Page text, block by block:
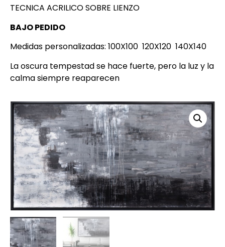
TECNICA ACRILICO SOBRE LIENZO
BAJO PEDIDO
Medidas personalizadas: 100X100 120X120 140X140
La oscura tempestad se hace fuerte, pero la luz y la
calma siempre reaparecen